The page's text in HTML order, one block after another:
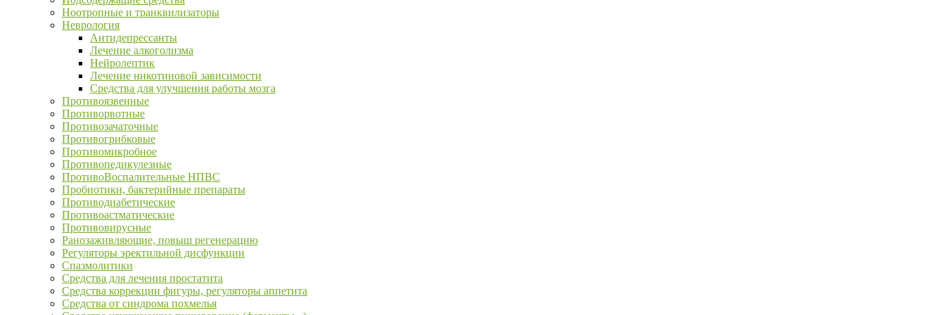
Ноотропные и транквилизаторы
Неврология
Антидепрессанты
Лечение алкоголизма
Нейролептик
Лечение никотиновой зависимости
Средства для улучшения работы мозга
Противоязвенные
Противорвотные
Противозачаточные
Противогрибковые
Противомикробное
Противопедикулезные
ПротивоВоспалительные НПВС
Пробиотики, бактерийные препараты
Противодиабетические
Противоастматические
Противовирусные
Ранозаживляющие, повыш регенерацию
Регуляторы эректильной дисфункции
Спазмолитики
Средства для лечения простатита
Средства коррекции фигуры, регуляторы аппетита
Средства от синдрома похмелья